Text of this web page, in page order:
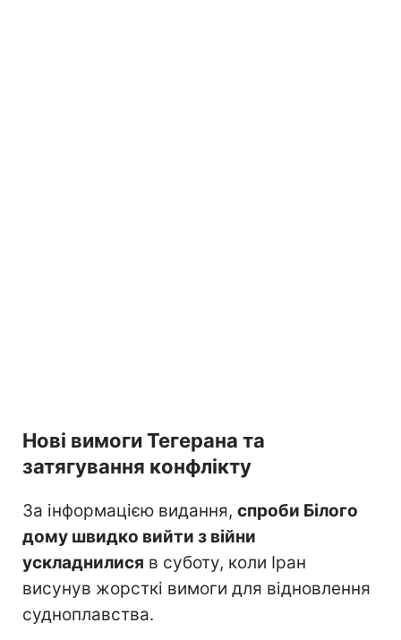
Нові вимоги Тегерана та
затягування конфлікту
За інформацією видання, спроби Білого
дому швидко вийти з війни
ускладнилися в суботу, коли Іран
висунув жорсткі вимоги для відновлення
судноплавства.